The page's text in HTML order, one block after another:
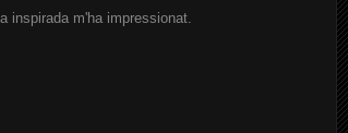
inspirada m'ha impressionat.